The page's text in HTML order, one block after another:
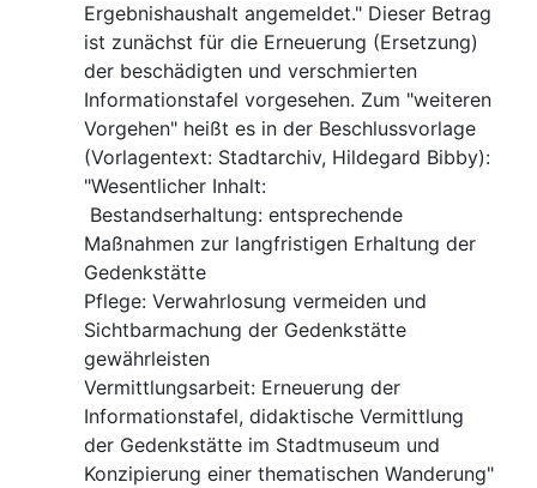
Ergebnishaushalt angemeldet." Dieser Betrag
ist zunächst für die Erneuerung (Ersetzung)
der beschädigten und verschmierten
Informationstafel vorgesehen. Zum "weiteren
Vorgehen" heißt es in der Beschlussvorlage
(Vorlagentext: Stadtarchiv, Hildegard Bibby):
"Wesentlicher Inhalt:
Bestandserhaltung: entsprechende
Maßnahmen zur langfristigen Erhaltung der
Gedenkstätte
Pflege: Verwahrlosung vermeiden und
Sichtbarmachung der Gedenkstätte
gewährleisten
Vermittlungsarbeit: Erneuerung der
Informationstafel, didaktische Vermittlung
der Gedenkstätte im Stadtmuseum und
Konzipierung einer thematischen Wanderung"